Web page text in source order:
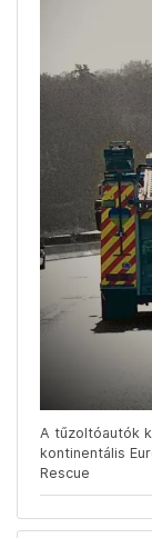
A tűzoltóautók
kontinentális
Rescue